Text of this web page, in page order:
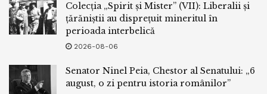
Colecția „Spirit și Mister” (VII): Liberalii și
țărăniștii au disprețuit mineritul în
perioada interbelică
2026-08-06
Senator Ninel Peia, Chestor al Senatului: „6
august, o zi pentru istoria românilor”